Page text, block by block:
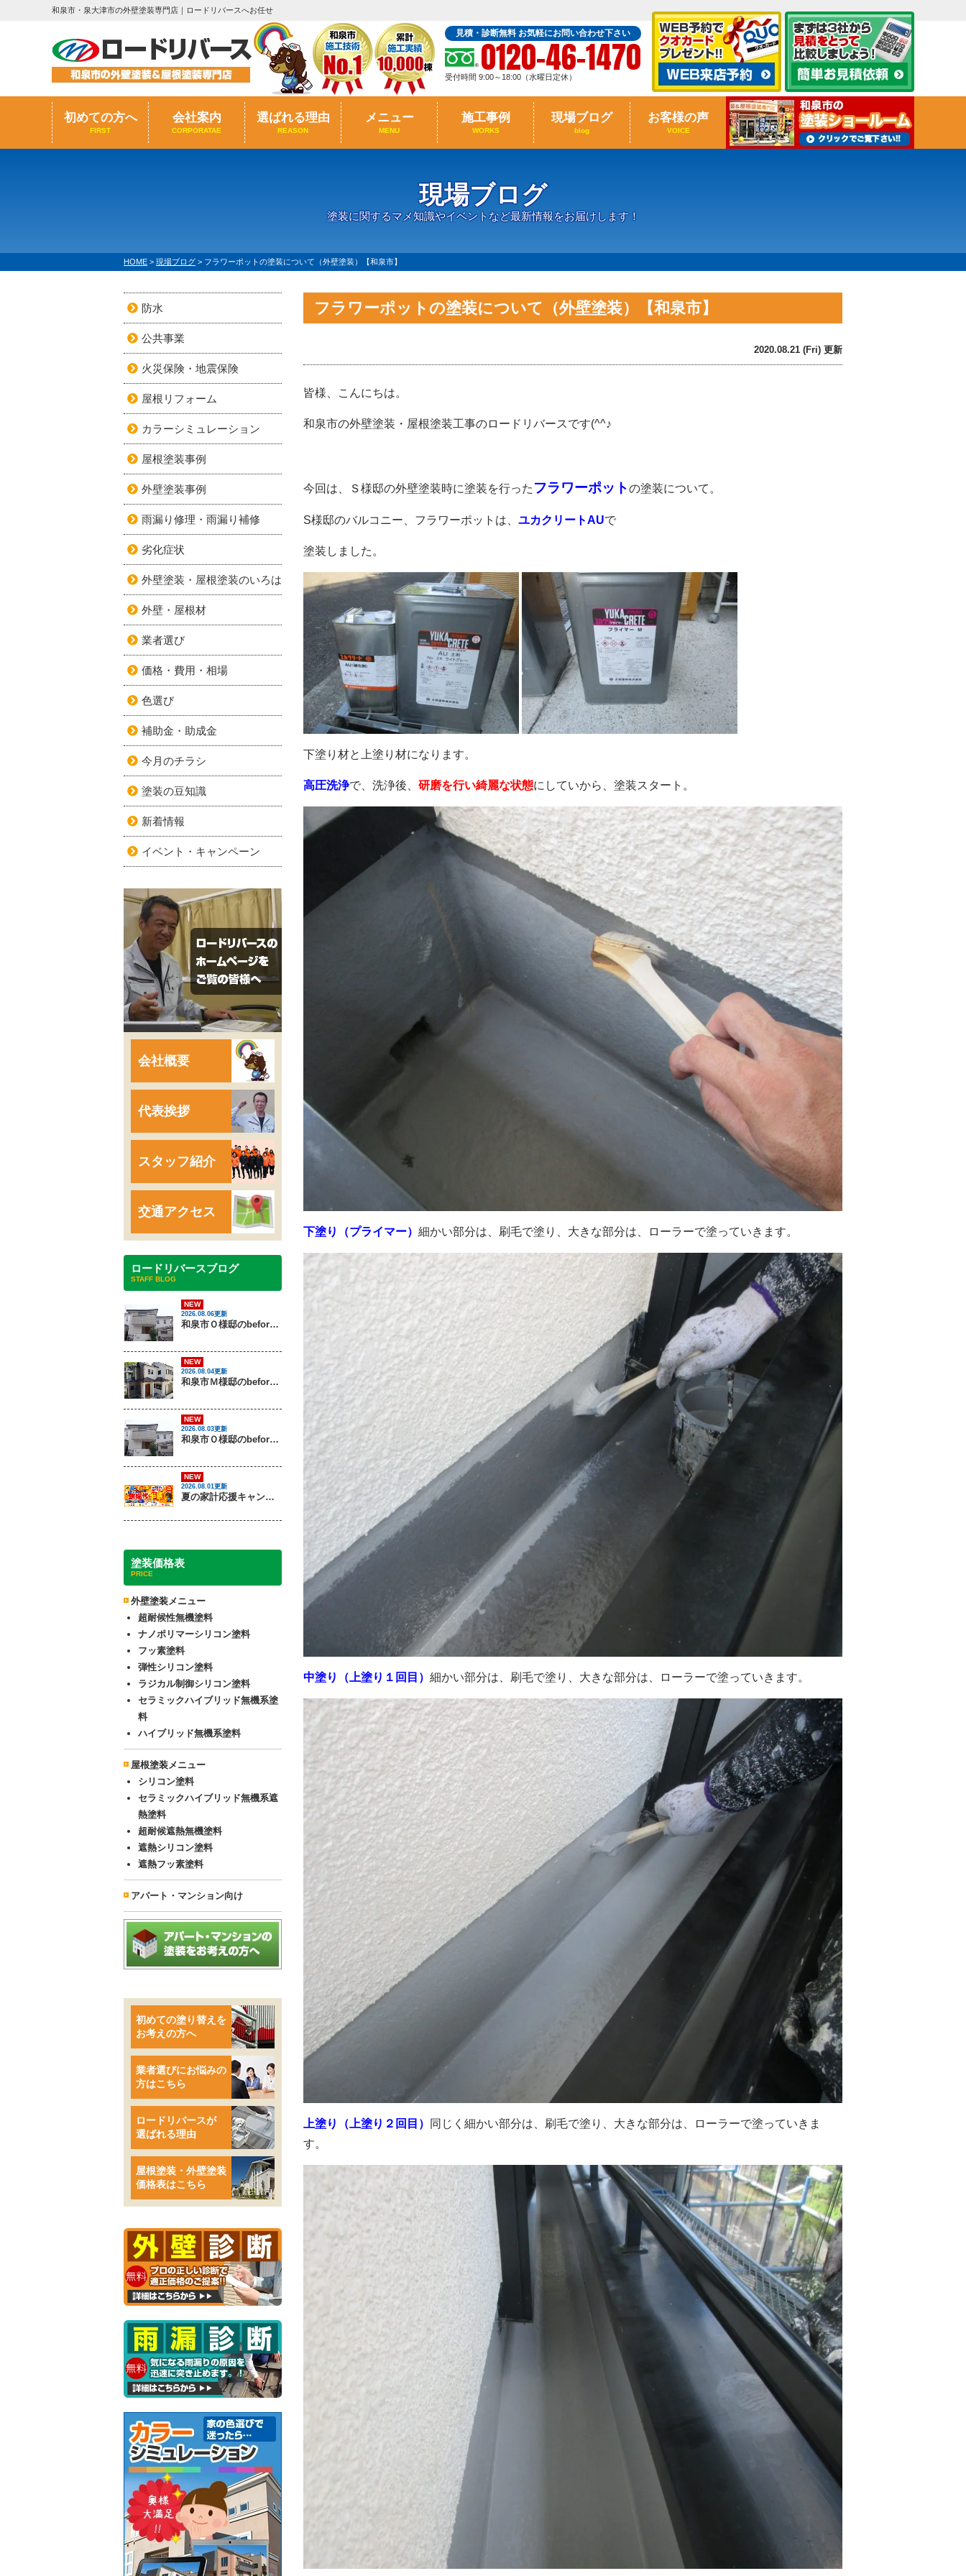
和泉市・泉大津市の外壁塗装専門店｜ロードリバースへお任せ
見積・診断無料 お気軽にお問い合わせ下さい
0120-46-1470
受付時間 9:00～18:00（水曜日定休）
初めての方へ
FIRST
会社案内
CORPORATAE
選ばれる理由
REASON
メニュー
MENU
施工事例
WORKS
現場ブログ
blog
お客様の声
VOICE
現場ブログ
塗装に関するマメ知識やイベントなど最新情報をお届けします！
HOME > 現場ブログ > フラワーポットの塗装について（外壁塗装）【和泉市】
フラワーポットの塗装について（外壁塗装）【和泉市】
2020.08.21 (Fri) 更新
皆様、こんにちは。
和泉市の外壁塗装・屋根塗装工事のロードリバースです(^^♪
今回は、Ｓ様邸の外壁塗装時に塗装を行った フラワーポットの塗装について。
S様邸のバルコニー、フラワーポットは、 ユカクリートAUで
塗装しました。
下塗り材と上塗り材になります。
高圧洗浄で、洗浄後、 研磨を行い綺麗な状態にしていから、塗装スタート。
下塗り（プライマー） 細かい部分は、刷毛で塗り、大きな部分は、ローラーで塗っていきます。
中塗り（上塗り１回目） 細かい部分は、刷毛で塗り、大きな部分は、ローラーで塗っていきます。
上塗り（上塗り２回目）
同じく細かい部分は、刷毛で塗り、大きな部分は、ローラーで塗っていきま
す。
防水
公共事業
火災保険・地震保険
屋根リフォーム
カラーシミュレーション
屋根塗装事例
外壁塗装事例
雨漏り修理・雨漏り補修
劣化症状
外壁塗装・屋根塗装のいろは
外壁・屋根材
業者選び
価格・費用・相場
色選び
補助金・助成金
今月のチラシ
塗装の豆知識
新着情報
イベント・キャンペーン
会社概要
代表挨拶
スタッフ紹介
交通アクセス
ロードリバースブログ
STAFF BLOG
NEW
2026.08.06更新
和泉市Ｏ様邸のbeforeとafter（外壁塗装）
NEW
2026.08.04更新
和泉市Ｍ様邸のbeforeとafter（外壁塗装・屋根塗装）
NEW
2026.08.03更新
和泉市Ｏ様邸のbeforeとafter（外壁塗装）
NEW
2026.08.01更新
夏の家計応援キャンペーン開催！足場代半額でお得に外壁・屋根塗装を始めるチャンス【8月30日まで】
塗装価格表
PRICE
外壁塗装メニュー
超耐候性無機塗料
ナノポリマーシリコン塗料
フッ素塗料
弾性シリコン塗料
ラジカル制御シリコン塗料
セラミックハイブリッド無機系塗
料
ハイブリッド無機系塗料
屋根塗装メニュー
シリコン塗料
セラミックハイブリッド無機系遮
熱塗料
超耐候遮熱無機塗料
遮熱シリコン塗料
遮熱フッ素塗料
アパート・マンション向け
初めての塗り替えを
お考えの方へ
業者選びにお悩みの
方はこちら
ロードリバースが
選ばれる理由
屋根塗装・外壁塗装
価格表はこちら